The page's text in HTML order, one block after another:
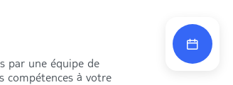
par une équipe de
compétences à votre